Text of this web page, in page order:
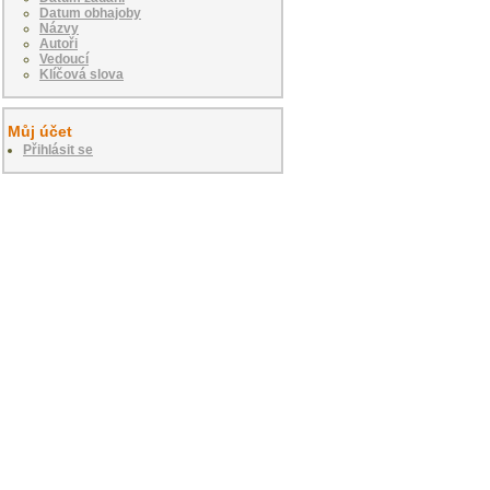
Datum obhajoby
Názvy
Autoři
Vedoucí
Klíčová slova
Můj účet
Přihlásit se